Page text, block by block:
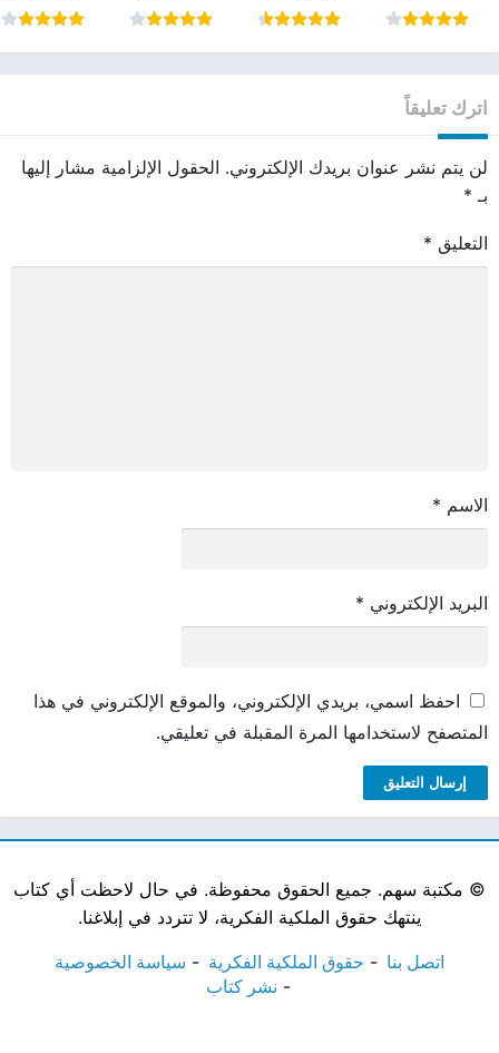
اترك تعليقاً
لن يتم نشر عنوان بريدك الإلكتروني. الحقول الإلزامية مشار إليها
بـ *
التعليق *
الاسم *
البريد الإلكتروني *
احفظ اسمي، بريدي الإلكتروني، والموقع الإلكتروني في هذا
المتصفح لاستخدامها المرة المقبلة في تعليقي.
© مكتبة سهم. جميع الحقوق محفوظة. في حال لاحظت أي كتاب
ينتهك حقوق الملكية الفكرية، لا تتردد في إبلاغنا.
اتصل بنا حقوق الملكية الفكرية
سياسة الخصوصية
نشر كتاب